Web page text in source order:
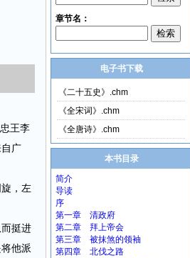
王李
广
，左
挺进
他派
电子书下载
《二十五史》.chm
《全宋词》.chm
《全唐诗》.chm
本书目录
简介
导读
序
第一章 清政府
第二章 拜上帝会
第三章 被抹煞的领袖
第四章 北伐之路